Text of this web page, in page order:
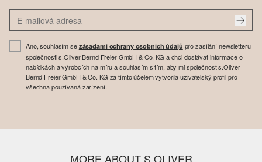
Ano, souhlasím se zásadami ochrany osobních údajů pro zasílání newsletteru
společnosti s.Oliver Bernd Freier GmbH & Co. KG a chci dostávat informace o
nabídkách a výrobcích na míru a souhlasím s tím, aby mi společnost s.Oliver
Bernd Freier GmbH & Co. KG za tímto účelem vytvořila uživatelský profil pro
všechna používaná zařízení.
MORE ABOUT S.OLIVER